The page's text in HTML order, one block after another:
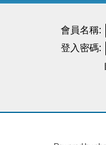
會員名稱:
登入密碼: